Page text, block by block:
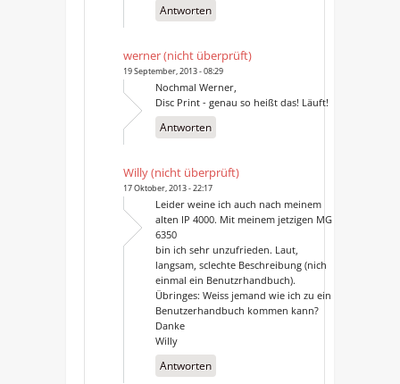
Antworten
werner (nicht überprüft)
19 September, 2013 - 08:29
Nochmal Werner,
Disc Print - genau so heißt das! Läuft!
Antworten
Willy (nicht überprüft)
17 Oktober, 2013 - 22:17
Leider weine ich auch nach meinem
alten IP 4000. Mit meinem jetzigen MG
6350
bin ich sehr unzufrieden. Laut,
langsam, sclechte Beschreibung (nich
einmal ein Benutzrhandbuch).
Übringes: Weiss jemand wie ich zu ein
Benutzerhandbuch kommen kann?
Danke
Willy
Antworten